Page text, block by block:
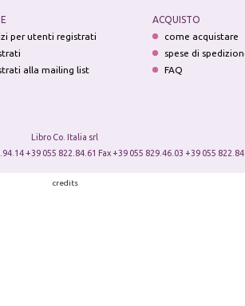
per utenti registrati
alla mailing list
ACQUISTO
come acquistare
spese di
FAQ
Libro Co. Italia srl
+39 055 822.84.61 Fax +39 055 829.46.03 +39 055
credits